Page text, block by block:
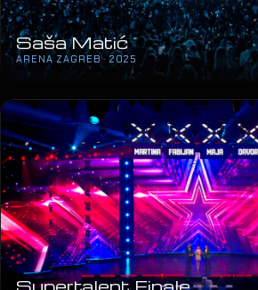
Saša Matić
ARENA ZAGREB · 2025